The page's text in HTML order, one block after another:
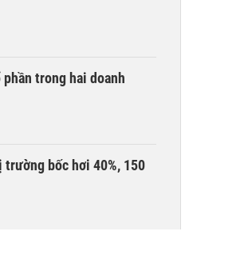
trong hai doanh
bốc hơi 40%, 150
64%, không vay một